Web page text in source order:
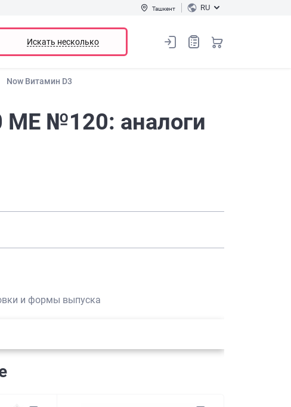
Ташкент RU
Искать несколько
Now Витамин D3
МЕ №120: аналоги
и формы выпуска